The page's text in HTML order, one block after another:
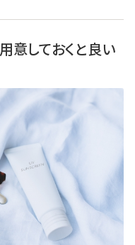
意しておくと良い